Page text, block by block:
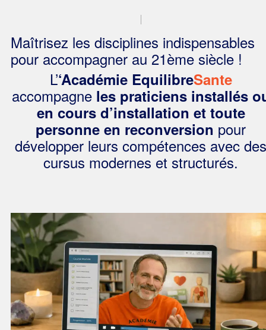
Maîtrisez les disciplines indispensables
pour accompagner au 21ème siècle !
L’‘Académie EquilibreSante
accompagneles praticiens installés
en cours d’installation et toute
personne en reconversion pour
développer leurs compétences avec des
cursus modernes et structurés.